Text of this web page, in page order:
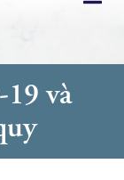
và